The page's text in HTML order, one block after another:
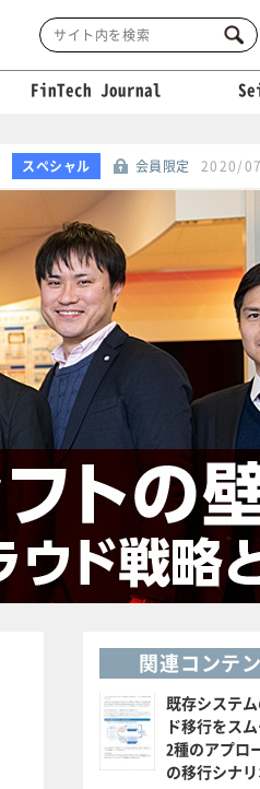
FinTech Journal
スペシャル 会員限定 2020/
関連コンテ
既存システ
ド移行をス
2種のアプロ
の移行シナ